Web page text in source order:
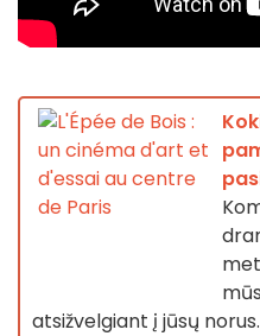
atsižvelgiant į jūsų norus.